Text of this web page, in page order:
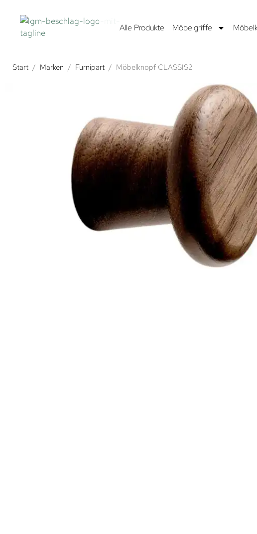
Alle Produkte Möbelgriffe
Start / Marken / Furnipart / Möbelknopf CLASSIS2